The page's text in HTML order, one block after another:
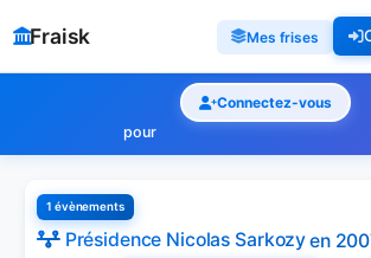
Fraisk Mes frises
Connectez-vous
pour
1 évènements
Présidence Nicolas Sarkozyen